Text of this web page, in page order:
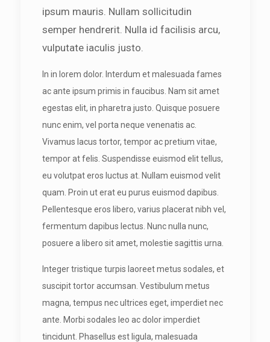
ipsum mauris. Nullam sollicitudin
semper hendrerit. Nulla id facilisis arcu,
vulputate iaculis justo.
In in lorem dolor. Interdum et malesuada fames
ac ante ipsum primis in faucibus. Nam sit amet
egestas elit, in pharetra justo. Quisque posuere
nunc enim, vel porta neque venenatis ac.
Vivamus lacus tortor, tempor ac pretium vitae,
tempor at felis. Suspendisse euismod elit tellus,
eu volutpat eros luctus at. Nullam euismod velit
quam. Proin ut erat eu purus euismod dapibus.
Pellentesque eros libero, varius placerat nibh vel,
fermentum dapibus lectus. Nunc nulla nunc,
posuere a libero sit amet, molestie sagittis urna.
Integer tristique turpis laoreet metus sodales, et
suscipit tortor accumsan. Vestibulum metus
magna, tempus nec ultrices eget, imperdiet nec
ante. Morbi sodales leo ac dolor imperdiet
tincidunt. Phasellus est ligula, malesuada